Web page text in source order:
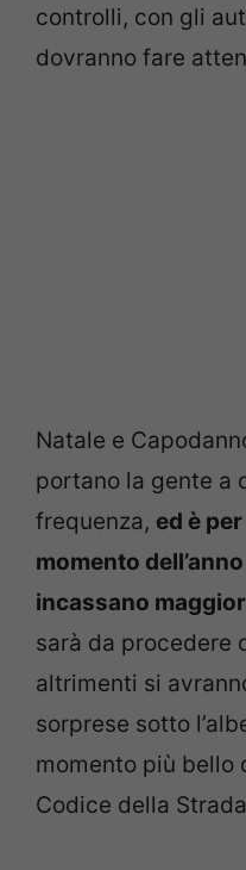
controlli, con gli
dovranno fare
Natale e
portano la gente a
frequenza, ed è
momento
incassano
sarà da procedere
altrimenti si
sorprese sotto
momento più bello
Codice della